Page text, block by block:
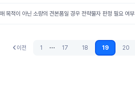
목적이 아닌 소량의 견본품일 경우 전략물자 판정 필요 여부
이전
이전 1 ... 17 18 19 20